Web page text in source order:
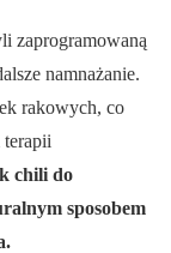
zaprogramowaną
namnażanie.
rakowych, co
chili do
sposobem